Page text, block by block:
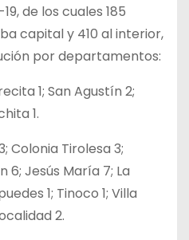
de los cuales 185
capital y 410 al interior,
por departamentos:
1; San Agustín 2;
1.
Colonia Tirolesa 3;
6; Jesús María 7; La
1; Tinoco 1; Villa
2.